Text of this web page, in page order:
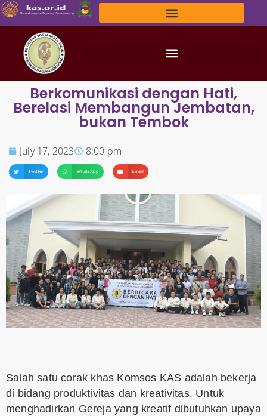
Berkomunikasi dengan Hati,
Berelasi Membangun Jembatan,
bukan Tembok
July 17, 2023 8:00 pm
Twitter WhatsApp Email
Salah satu corak khas Komsos KAS adalah bekerja
di bidang produktivitas dan kreativitas. Untuk
menghadirkan Gereja yang kreatif dibutuhkan upaya